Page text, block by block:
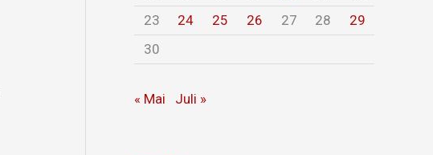
23
24 25 26 27 28
29
30
« Mai Juli »